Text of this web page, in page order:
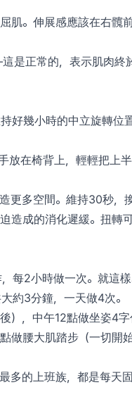
肌。伸展感應該在右髖
是正常的，表示肌肉終
好幾小時的中立旋轉位
放在椅背上，輕輕把上
多空間。維持30秒，換
成的消化遲緩。扭轉可
每2小時做一次。就這
約3分鐘，一天做4次。
），中午12點做坐姿4
做腰大肌踏步（一切開
多的上班族，都是每天